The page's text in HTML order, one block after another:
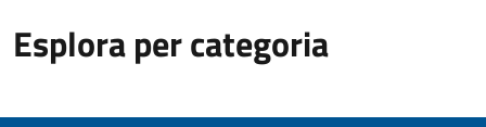
Esplora per categoria